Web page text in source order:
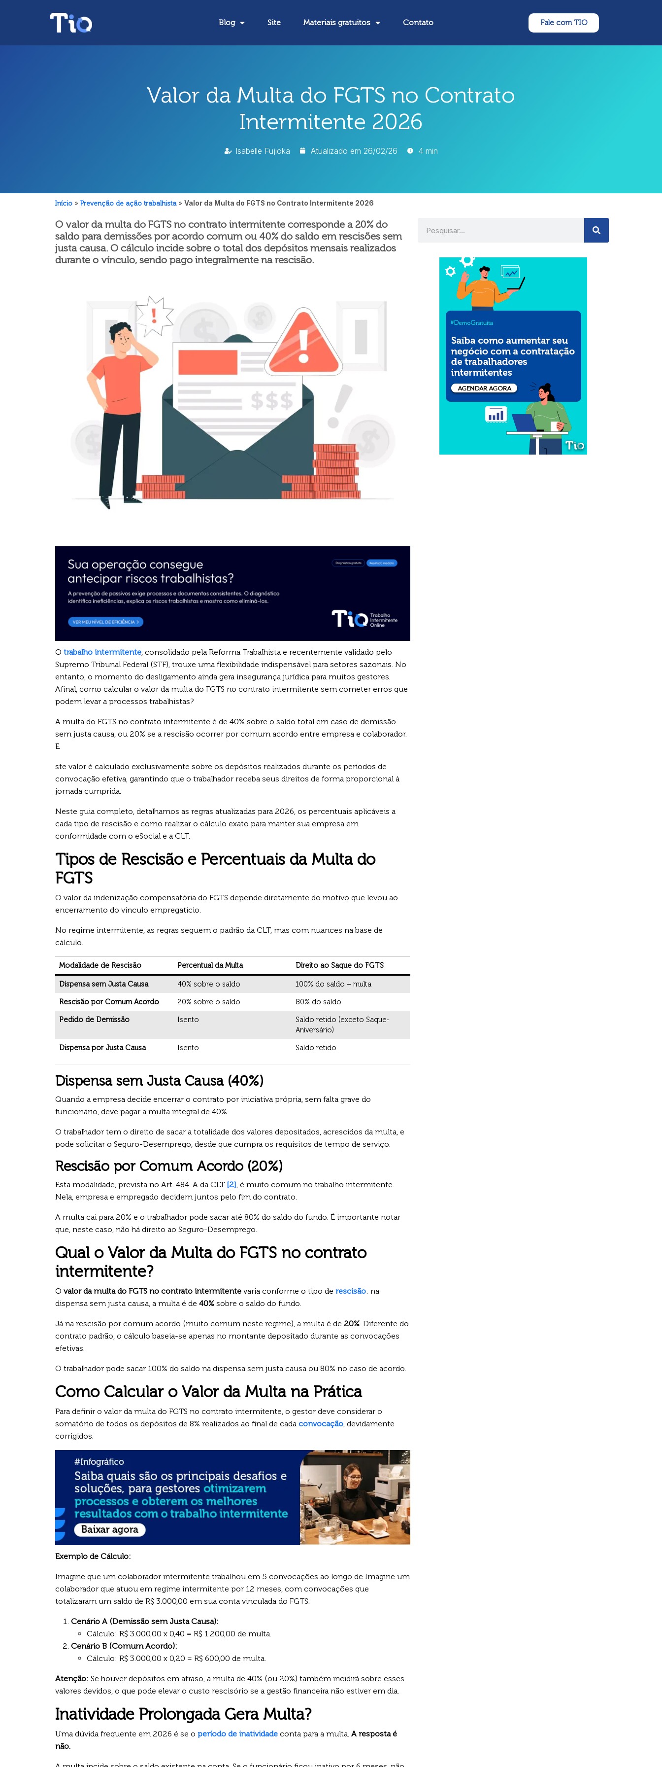
Blog Site Materiais gratuitos Contato Fale com TIO
Valor da Multa do FGTS no Contrato
Intermitente 2026
Isabelle Fujioka Atualizado em 26/02/26 4 min
Início » Prevenção de ação trabalhista» Valor da Multa do FGTS no Contrato Intermitente 2026
O valor da multa do FGTS no contrato intermitente corresponde a 20% do
saldo para demissões por acordo comum ou 40% do saldo em rescisões sem
justa causa. O cálculo incide sobre o total dos depósitos mensais realizados
durante o vínculo, sendo pago integralmente na rescisão.
O trabalho intermitente, consolidado pela Reforma Trabalhista e recentemente validado pelo
Supremo Tribunal Federal (STF), trouxe uma flexibilidade indispensável para setores sazonais. No
entanto, o momento do desligamento ainda gera insegurança jurídica para muitos gestores.
Afinal, como calcular o valor da multa do FGTS no contrato intermitente sem cometer erros que
podem levar a processos trabalhistas?
A multa do FGTS no contrato intermitente é de 40% sobre o saldo total em caso de demissão
sem justa causa, ou 20% se a rescisão ocorrer por comum acordo entre empresa e colaborador.
E
ste valor é calculado exclusivamente sobre os depósitos realizados durante os períodos de
convocação efetiva, garantindo que o trabalhador receba seus direitos de forma proporcional à
jornada cumprida.
Neste guia completo, detalhamos as regras atualizadas para 2026, os percentuais aplicáveis a
cada tipo de rescisão e como realizar o cálculo exato para manter sua empresa em
conformidade com o eSocial e a CLT.
Tipos de Rescisão e Percentuais da Multa do
FGTS
O valor da indenização compensatória do FGTS depende diretamente do motivo que levou ao
encerramento do vínculo empregatício.
No regime intermitente, as regras seguem o padrão da CLT, mas com nuances na base de
cálculo.
Modalidade de Rescisão Percentual da Multa Direito ao Saque do FGTS
Dispensa sem Justa Causa 40% sobre o saldo
100% do saldo + multa
Rescisão por Comum Acordo
20% sobre o saldo
80% do saldo
Pedido de Demissão
Isento
Saldo retido (exceto Saque-
Aniversário)
Dispensa por Justa Causa
Isento Saldo retido
Dispensa sem Justa Causa (40%)
Quando a empresa decide encerrar o contrato por iniciativa própria, sem falta grave do
funcionário, deve pagar a multa integral de 40%.
O trabalhador tem o direito de sacar a totalidade dos valores depositados, acrescidos da multa, e
pode solicitar o Seguro-Desemprego, desde que cumpra os requisitos de tempo de serviço.
Rescisão por Comum Acordo (20%)
Esta modalidade, prevista no Art. 484-A da CLT [2], é muito comum no trabalho intermitente.
Nela, empresa e empregado decidem juntos pelo fim do contrato.
A multa cai para 20% e o trabalhador pode sacar até 80% do saldo do fundo. É importante notar
que, neste caso, não há direito ao Seguro-Desemprego.
Qual o Valor da Multa do FGTS no contrato
intermitente?
O valor da multa do FGTS no contrato intermitente varia conforme o tipo de rescisão: na
dispensa sem justa causa, a multa é de 40% sobre o saldo do fundo.
Já na rescisão por comum acordo (muito comum neste regime), a multa é de 20%. Diferente do
contrato padrão, o cálculo baseia-se apenas no montante depositado durante as convocações
efetivas.
O trabalhador pode sacar 100% do saldo na dispensa sem justa causa ou 80% no caso de acordo.
Como Calcular o Valor da Multa na Prática
Para definir o valor da multa do FGTS no contrato intermitente, o gestor deve considerar o
somatório de todos os depósitos de 8% realizados ao final de cada convocação, devidamente
corrigidos.
Exemplo de Cálculo:
Imagine que um colaborador intermitente trabalhou em 5 convocações ao longo de Imagine um
colaborador que atuou em regime intermitente por 12 meses, com convocações que
totalizaram um saldo de R$ 3.000,00 em sua conta vinculada do FGTS.
Cenário A (Demissão sem Justa Causa):
Cálculo: R$ 3.000,00 x 0,40 = R$ 1.200,00 de multa.
Cenário B (Comum Acordo):
Cálculo: R$ 3.000,00 x 0,20 = R$ 600,00 de multa.
Atenção: Se houver depósitos em atraso, a multa de 40% (ou 20%) também incidirá sobre esses
valores devidos, o que pode elevar o custo rescisório se a gestão financeira não estiver em dia.
Inatividade Prolongada Gera Multa?
Uma dúvida frequente em 2026 é se o período de inatividade conta para a multa. A resposta é
não.